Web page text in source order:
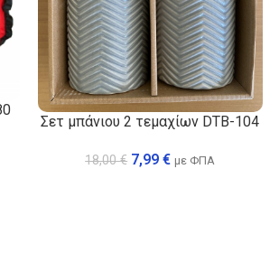
Σετ μπάνιου 2 τεμαχίων DTB-104
18,00€ 7,99€ με ΦΠΑ